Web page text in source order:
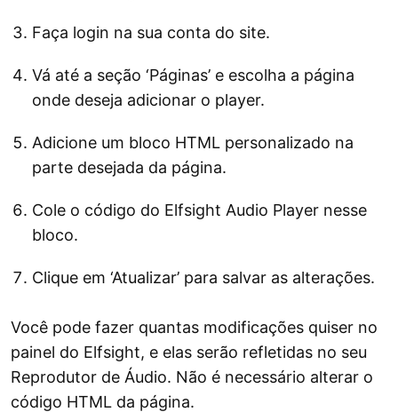
Faça login na sua conta do site.
Vá até a seção ‘Páginas’ e escolha a página
onde deseja adicionar o player.
Adicione um bloco HTML personalizado na
parte desejada da página.
Cole o código do Elfsight Audio Player nesse
bloco.
Clique em ‘Atualizar’ para salvar as alterações.
Você pode fazer quantas modificações quiser no
painel do Elfsight, e elas serão refletidas no seu
Reprodutor de Áudio. Não é necessário alterar o
código HTML da página.